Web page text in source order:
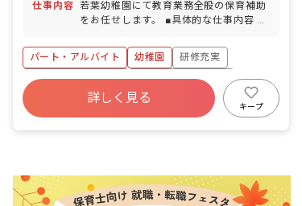
し）
仕事内容 若葉幼稚園にて教育業務全般の保育補助
をお任せします。 ■具体的な仕事内容 ・
パート・アルバイト
幼稚園
研修充実
ボーナス・賞与あり
年間休日120日以上
社会保険完備
土日祝休み
詳しく見る
キープ